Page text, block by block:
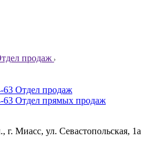
продаж
63 Отдел продаж
63 Отдел прямых продаж
г. Миасс, ул. Севастопольская, 1а